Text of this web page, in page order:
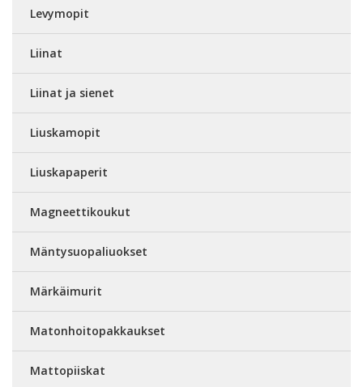
Levymopit
Liinat
Liinat ja sienet
Liuskamopit
Liuskapaperit
Magneettikoukut
Mäntysuopaliuokset
Märkäimurit
Matonhoitopakkaukset
Mattopiiskat